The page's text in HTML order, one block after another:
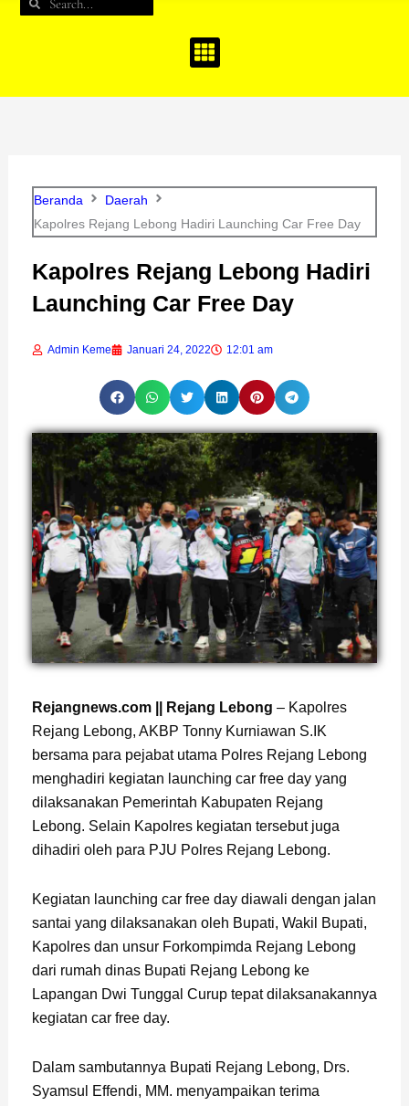
Beranda
Daerah
Kapolres Rejang Lebong Hadiri Launching Car Free Day
Kapolres Rejang Lebong Hadiri
Launching Car Free Day
Admin Keme Januari 24, 2022 12:01 am
Rejangnews.com || Rejang Lebong – Kapolres
Rejang Lebong, AKBP Tonny Kurniawan S.IK
bersama para pejabat utama Polres Rejang Lebong
menghadiri kegiatan launching car free day yang
dilaksanakan Pemerintah Kabupaten Rejang
Lebong. Selain Kapolres kegiatan tersebut juga
dihadiri oleh para PJU Polres Rejang Lebong.
Kegiatan launching car free day diawali dengan jalan
santai yang dilaksanakan oleh Bupati, Wakil Bupati,
Kapolres dan unsur Forkompimda Rejang Lebong
dari rumah dinas Bupati Rejang Lebong ke
Lapangan Dwi Tunggal Curup tepat dilaksanakannya
kegiatan car free day.
Dalam sambutannya Bupati Rejang Lebong, Drs.
Syamsul Effendi, MM. menyampaikan terima